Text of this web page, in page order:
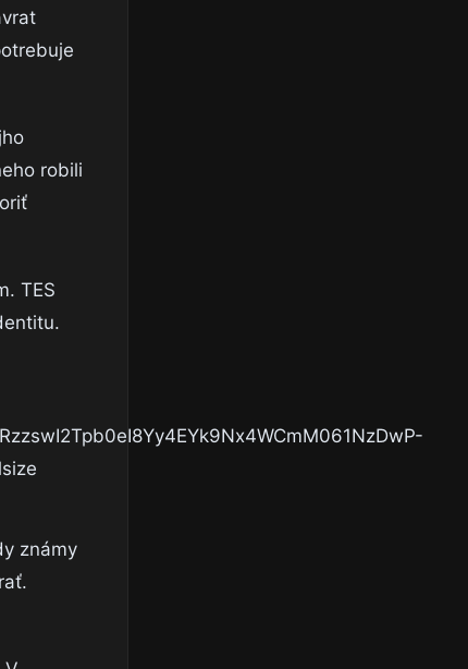
robili
TES
známy